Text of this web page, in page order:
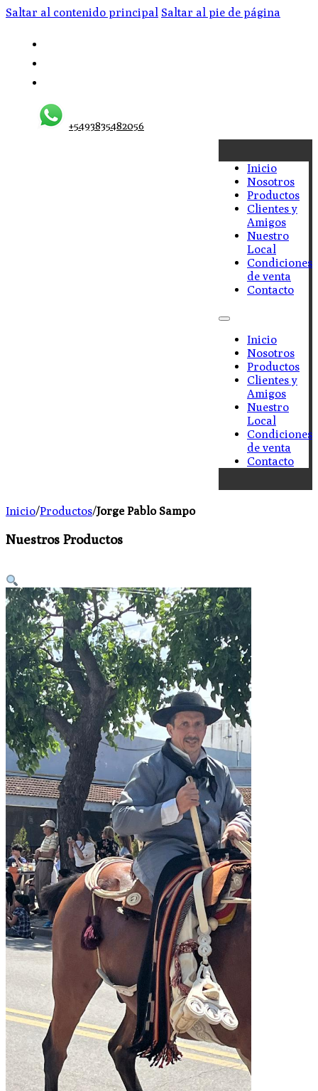
Saltar al contenido principal Saltar al pie de página
+5493835482056
Inicio
Nosotros
Productos
Clientes y
Amigos
Nuestro
Local
Condiciones
de venta
Contacto
Inicio
Nosotros
Productos
Clientes y
Amigos
Nuestro
Local
Condiciones
de venta
Contacto
Inicio/Productos/Jorge Pablo Sampo
Nuestros Productos